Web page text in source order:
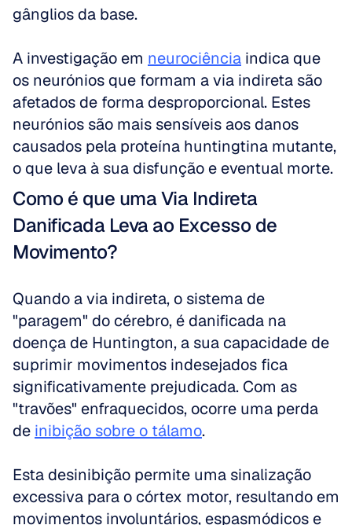
gânglios da base.
A investigação em neurociência indica que
os neurónios que formam a via indireta são
afetados de forma desproporcional. Estes
neurónios são mais sensíveis aos danos
causados pela proteína huntingtina mutante,
o que leva à sua disfunção e eventual morte.
Como é que uma Via Indireta
Danificada Leva ao Excesso de
Movimento?
Quando a via indireta, o sistema de
"paragem" do cérebro, é danificada na
doença de Huntington, a sua capacidade de
suprimir movimentos indesejados fica
significativamente prejudicada. Com as
"travões" enfraquecidos, ocorre uma perda
de inibição sobre o tálamo.
Esta desinibição permite uma sinalização
excessiva para o córtex motor, resultando em
movimentos involuntários, espasmódicos e